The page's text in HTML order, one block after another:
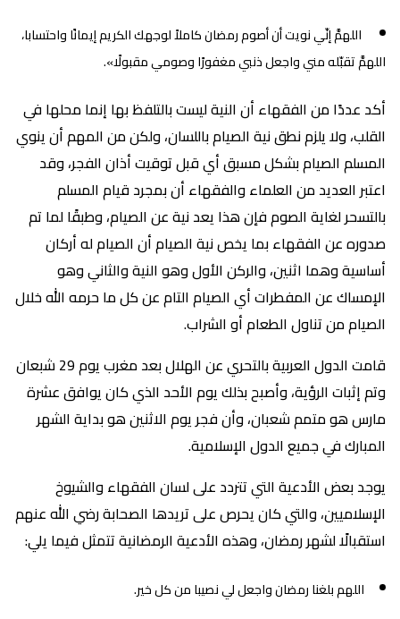
اللهمَّ إنّي نويت أن أصوم رمضان كاملاً لوجهك الكريم إيمانًا واحتسابا،
اللهمَّ تقبّله مني واجعل ذنبي مغفورًا وصومي مقبولًا».
أكد عددًا من الفقهاء أن النية ليست بالتلفظ بها إنما محلها في
القلب، ولا يلزم نطق نية الصيام باللسان، ولكن من المهم أن ينوي
المسلم الصيام بشكل مسبق أي قبل توقيت أذان الفجر، وقد
اعتبر العديد من العلماء والفقهاء أن بمجرد قيام المسلم
بالتسحر لغاية الصوم فإن هذا يعد نية عن الصيام، وطبقًا لما تم
صدوره عن الفقهاء بما يخص نية الصيام أن الصيام له أركان
أساسية وهما اثنين، والركن الأول وهو النية والثاني وهو
الإمساك عن المفطرات أي الصيام التام عن كل ما حرمه الله خلال
الصيام من تناول الطعام أو الشراب.
قامت الدول العربية بالتحري عن الهلال بعد مغرب يوم 29 شبعان
وتم إثبات الرؤية، وأصبح بذلك يوم الأحد الذي كان يوافق عشرة
مارس هو متمم شعبان، وأن فجر يوم الاثنين هو بداية الشهر
المبارك في جميع الدول الإسلامية.
يوجد بعض الأدعية التي تتردد على لسان الفقهاء والشيوخ
الإسلاميين، والتي كان يحرص على تريدها الصحابة رضي الله عنهم
استقبالًا لشهر رمضان، وهذه الأدعية الرمضانية تتمثل فيما يلي:
اللهم بلغنا رمضان واجعل لي نصيبا من كل خير.